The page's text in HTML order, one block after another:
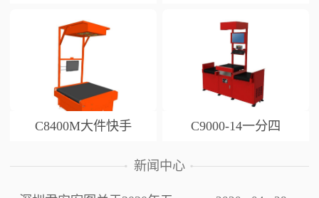
C8400M大件快手 C9000-14一分四
新闻中心